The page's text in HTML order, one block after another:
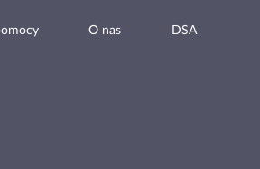
O nas DSA